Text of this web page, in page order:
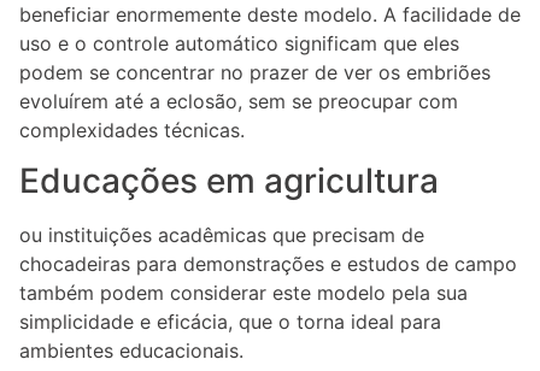
beneficiar enormemente deste modelo. A facilidade de
uso e o controle automático significam que eles
podem se concentrar no prazer de ver os embriões
evoluírem até a eclosão, sem se preocupar com
complexidades técnicas.
Educações em agricultura
ou instituições acadêmicas que precisam de
chocadeiras para demonstrações e estudos de campo
também podem considerar este modelo pela sua
simplicidade e eficácia, que o torna ideal para
ambientes educacionais.